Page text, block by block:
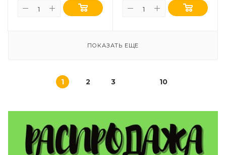
ПОКАЗАТЬ ЕЩЕ
1 2 3 10